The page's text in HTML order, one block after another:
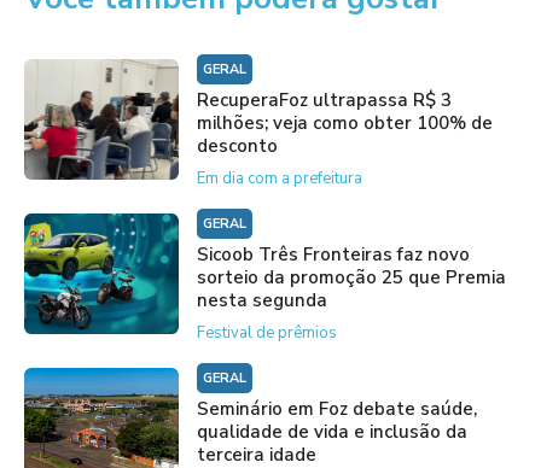
GERAL
RecuperaFoz ultrapassa R$ 3
milhões; veja como obter 100% de
desconto
Em dia com a prefeitura
GERAL
Sicoob Três Fronteiras faz novo
sorteio da promoção 25 que Premia
nesta segunda
Festival de prêmios
GERAL
Seminário em Foz debate saúde,
qualidade de vida e inclusão da
terceira idade